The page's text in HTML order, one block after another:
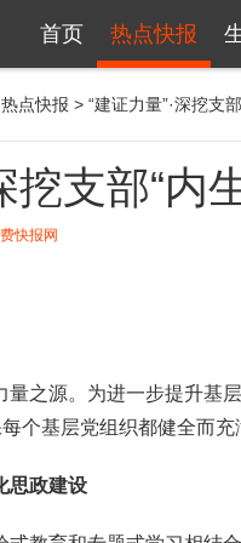
首页 热点快报
热点快报 > “建证力量”·深挖支
挖支部“内
快报网
源。为进一步提升基层
个基层党组织都健全而充
思政建设